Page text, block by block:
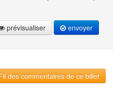
prévisualiser
envoyer
des commentaires de ce billet